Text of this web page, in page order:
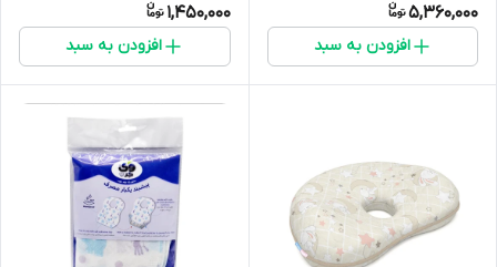
5,360,000
افزودن به سبد
1,450,000
افزودن به سبد